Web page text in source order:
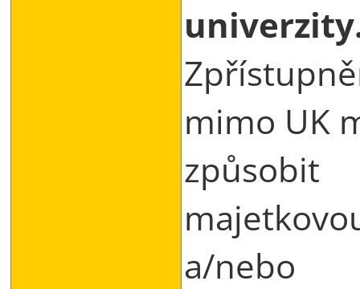
mimo UK
způsobit
a/nebo